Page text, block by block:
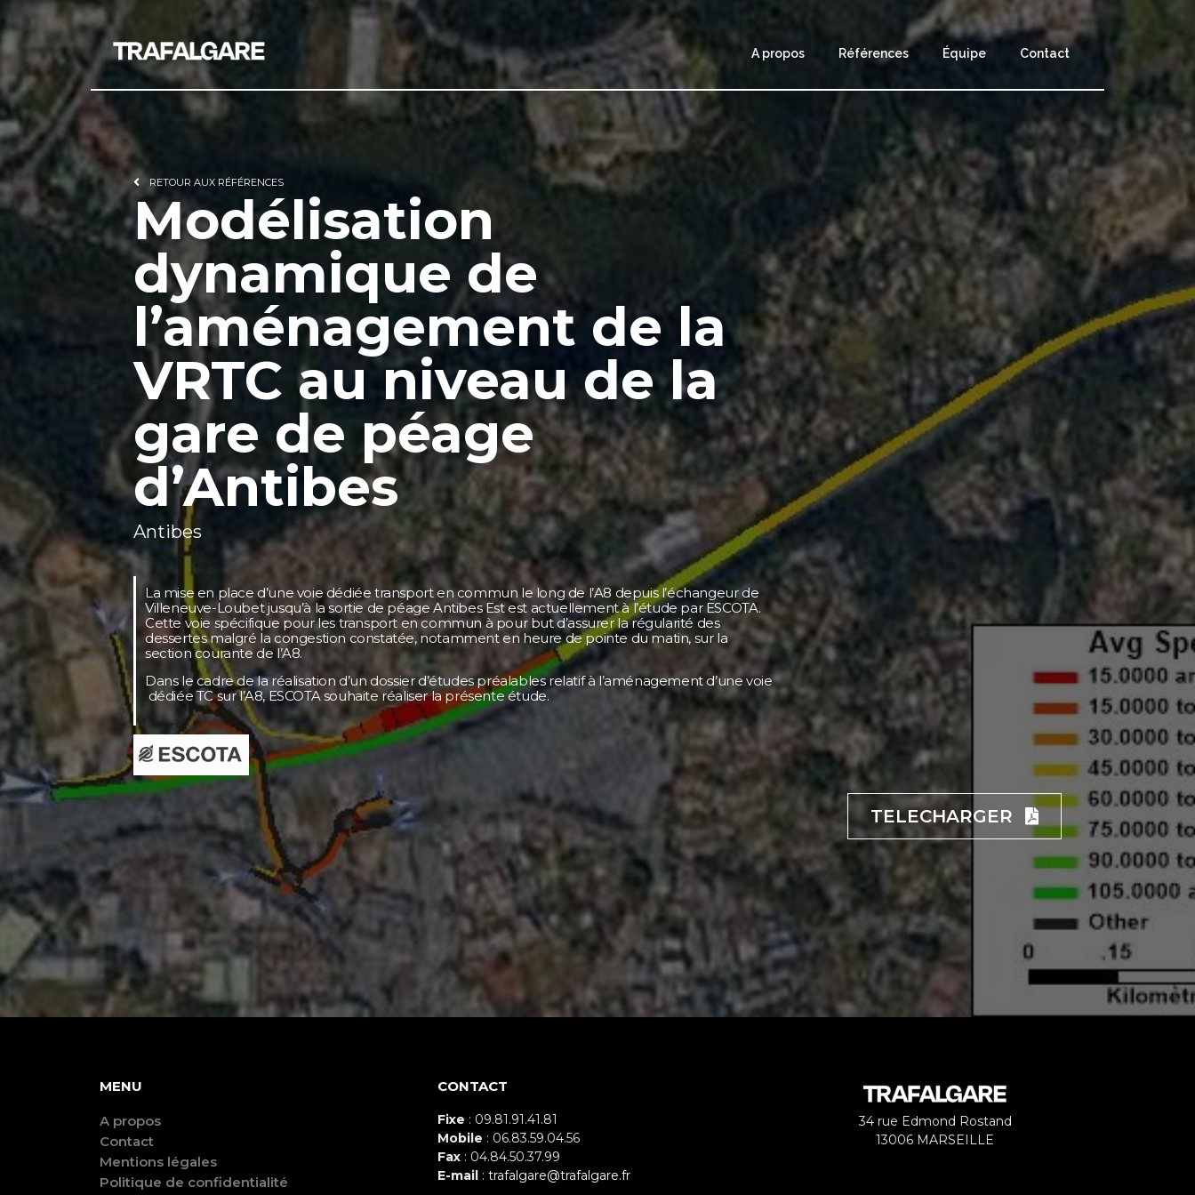
A propos Références Équipe Contact
RETOUR AUX RÉFÉRENCES
Modélisation
dynamique de
l’aménagement de la
VRTC au niveau de la
gare de péage
d’Antibes
Antibes
La mise en place d’une voie dédiée transport en commun le long de l’A8 depuis l’échangeur de
Villeneuve-Loubet jusqu’à la sortie de péage Antibes Est est actuellement à l’étude par ESCOTA.
Cette voie spécifique pour les transport en commun à pour but d’assurer la régularité des
dessertes malgré la congestion constatée, notamment en heure de pointe du matin, sur la
section courante de l’A8.
Dans le cadre de la réalisation d’un dossier d’études préalables relatif à l’aménagement d’une voie
dédiée TC sur l’A8, ESCOTA souhaite réaliser la présente étude.
TELECHARGER
MENU
A propos
Contact
Mentions légales
Politique de confidentialité
CONTACT
Fixe : 09.81.91.41.81
Mobile : 06.83.59.04.56
Fax: 04.84.50.37.99
E-mail: trafalgare@trafalgare.fr
34 rue Edmond Rostand
13006 MARSEILLE